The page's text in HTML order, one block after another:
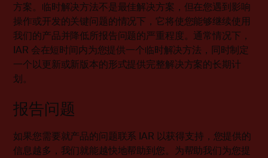
方案。临时解决方法不是最佳解决方案，但在您遇到影响
操作或开发的关键问题的情况下，它将使您能够继续使用
我们的产品并降低所报告问题的严重程度。通常情况下，
IAR 会在短时间内为您提供一个临时解决方法，同时制定
一个以更新或新版本的形式提供完整解决方案的长期计
划。
报告问题
如果您需要就产品的问题联系 IAR 以获得支持，您提供的
信息越多，我们就能越快地帮助到您。为帮助我们为您提